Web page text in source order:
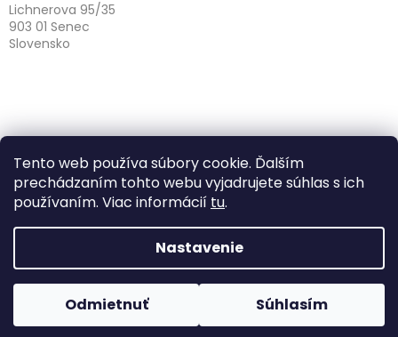
Tento web používa súbory cookie. Ďalším
prechádzaním tohto webu vyjadrujete súhlas s ich
používaním. Viac informácií tu.
Nastavenie
Odmietnuť Súhlasím
Lichnerova 95/35
903 01 Senec
Slovensko
Copyright 2026Herbazika. Všetky práva vyhradené.
Upraviť nastavenie cookies